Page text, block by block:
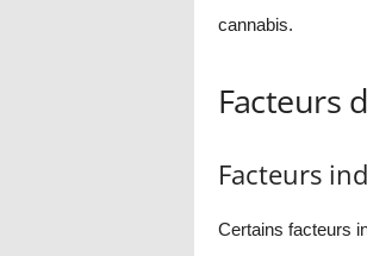
cannabis.
Facteurs
Facteurs
Certains facteurs